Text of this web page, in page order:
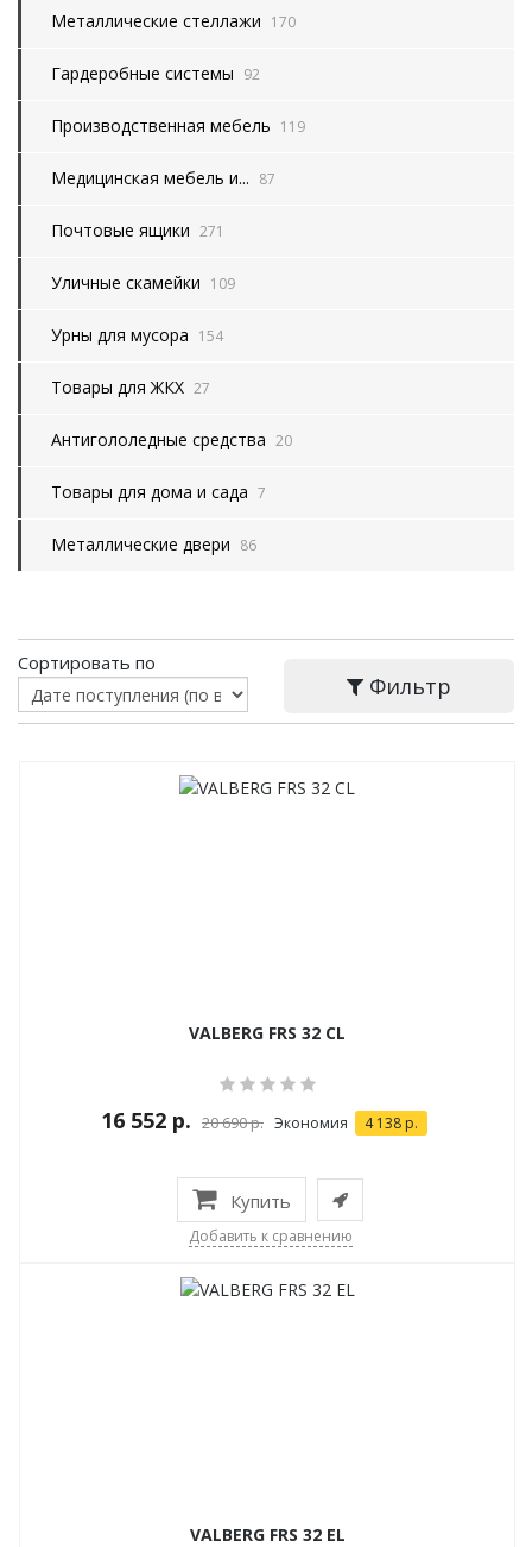
Металлические стеллажи 170
Гардеробные системы 92
Производственная мебель 119
Медицинская мебель и... 87
Почтовые ящики 271
Уличные скамейки 109
Урны для мусора 154
Товары для ЖКХ 27
Антигололедные средства 20
Товары для дома и сада 7
Металлические двери 86
Сортировать по
Фильтр
VALBERG FRS 32 CL
16 552 р. 20 690 р. Экономия 4 138 р.
Купить
Добавить к сравнению
VALBERG FRS 32 EL